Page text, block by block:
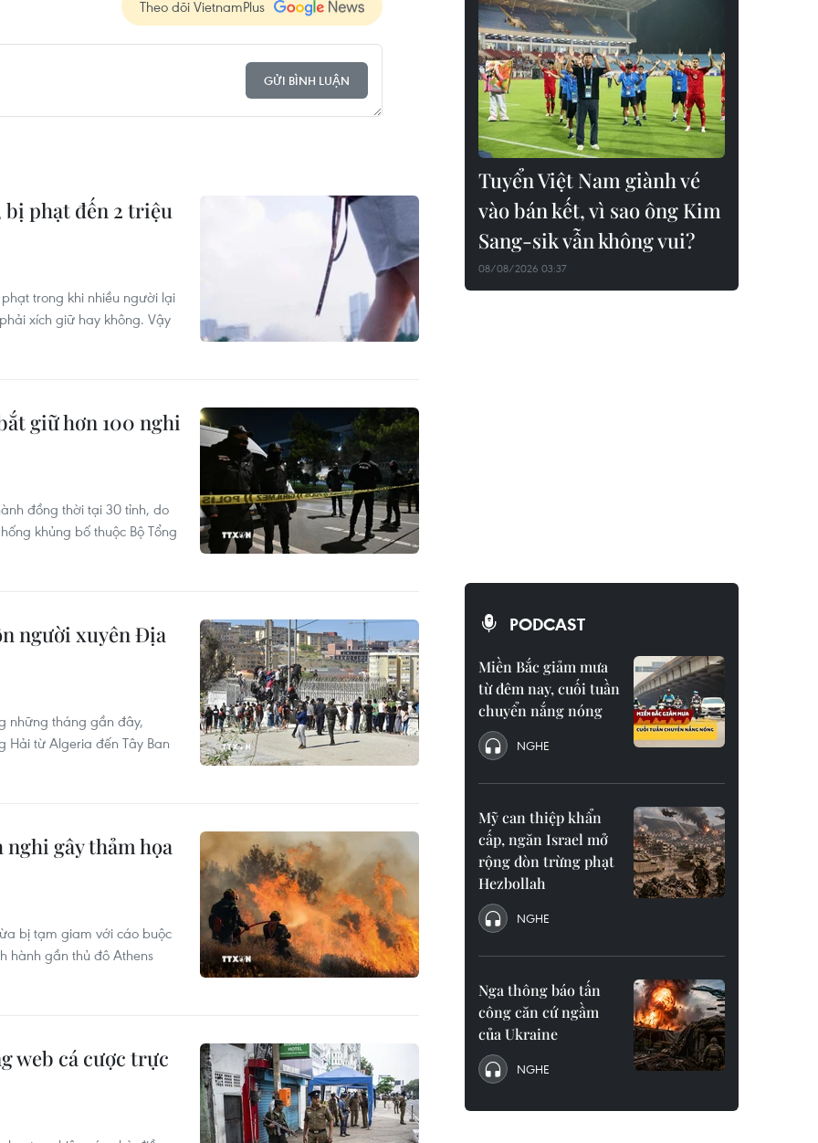
Theo dõi VietnamPlus
GỬI BÌNH LUẬN
bị phạt đến 2 triệu
trong khi nhiều người lại
xích giữ hay không. Vậy
giữ hơn 100 nghi
đồng thời tại 30 tỉnh, do
khủng bố thuộc Bộ Tổng
người xuyên Địa
những tháng gần đây,
Hải từ Algeria đến Tây Ban
gây thảm họa
bị tạm giam với cáo buộc
hành gần thủ đô Athens
web cá cược trực
Tuyển Việt Nam giành vé
vào bán kết, vì sao ông Kim
Sang-sik vẫn không vui?
08/08/2026 03:37
PODCAST
Miền Bắc giảm mưa
từ đêm nay, cuối tuần
chuyển nắng nóng
NGHE
Mỹ can thiệp khẩn
cấp, ngăn Israel mở
rộng đòn trừng phạt
Hezbollah
NGHE
Nga thông báo tấn
công căn cứ ngầm
của Ukraine
NGHE